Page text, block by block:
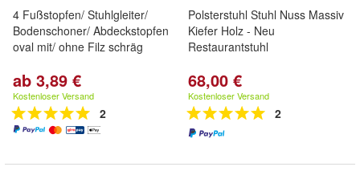
4 Fußstopfen/ Stuhlgleiter/
Bodenschoner/ Abdeckstopfen
oval mit/ ohne Filz schräg
ab 3,89 €
Kostenloser Versand
2
Polsterstuhl Stuhl Nuss Massiv
Kiefer Holz - Neu
Restaurantstuhl
68,00 €
Kostenloser Versand
2